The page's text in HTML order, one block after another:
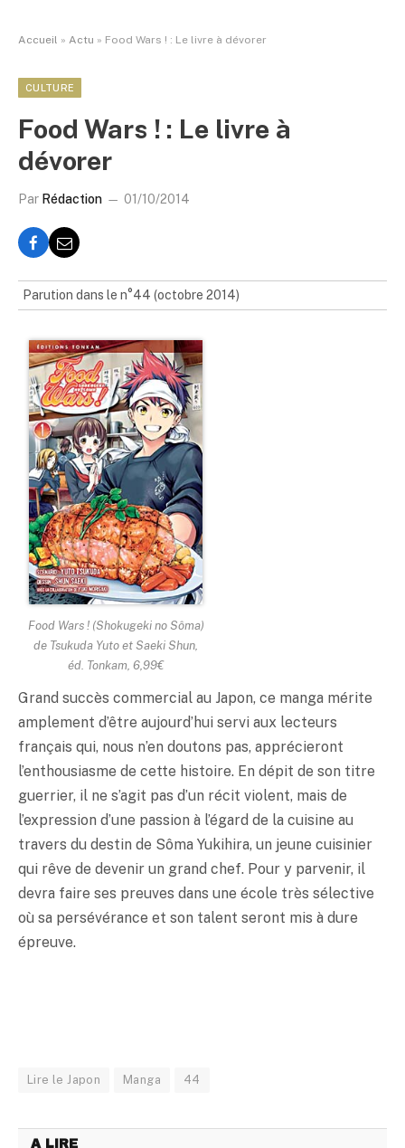
Accueil » Actu » Food Wars ! : Le livre à dévorer
CULTURE
Food Wars ! : Le livre à
dévorer
Par Rédaction 01/10/2014
Parution dans le n°44 (octobre 2014)
Food Wars !(Shokugeki no Sôma)
de Tsukuda Yuto et Saeki Shun,
éd. Tonkam, 6,99€
Grand succès commercial au Japon, ce manga mérite
amplement d’être aujourd’hui servi aux lecteurs
français qui, nous n’en doutons pas, apprécieront
l’enthousiasme de cette histoire. En dépit de son titre
guerrier, il ne s’agit pas d’un récit violent, mais de
l’expression d’une passion à l’égard de la cuisine au
travers du destin de Sôma Yukihira, un jeune cuisinier
qui rêve de devenir un grand chef. Pour y parvenir, il
devra faire ses preuves dans une école très sélective
où sa persévérance et son talent seront mis à dure
épreuve.
Lire le Japon Manga 44
A LIRE